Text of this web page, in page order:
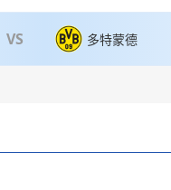
VS 多特蒙德